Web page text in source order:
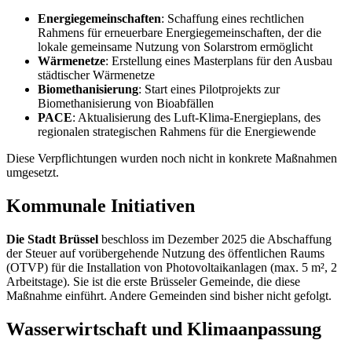
Energiegemeinschaften: Schaffung eines rechtlichen
Rahmens für erneuerbare Energiegemeinschaften, der die
lokale gemeinsame Nutzung von Solarstrom ermöglicht
Wärmenetze: Erstellung eines Masterplans für den Ausbau
städtischer Wärmenetze
Biomethanisierung: Start eines Pilotprojekts zur
Biomethanisierung von Bioabfällen
PACE: Aktualisierung des Luft-Klima-Energieplans, des
regionalen strategischen Rahmens für die Energiewende
Diese Verpflichtungen wurden noch nicht in konkrete Maßnahmen
umgesetzt.
Kommunale Initiativen
Die Stadt Brüssel beschloss im Dezember 2025 die Abschaffung
der Steuer auf vorübergehende Nutzung des öffentlichen Raums
(OTVP) für die Installation von Photovoltaikanlagen (max. 5 m², 2
Arbeitstage). Sie ist die erste Brüsseler Gemeinde, die diese
Maßnahme einführt. Andere Gemeinden sind bisher nicht gefolgt.
Wasserwirtschaft und Klimaanpassung